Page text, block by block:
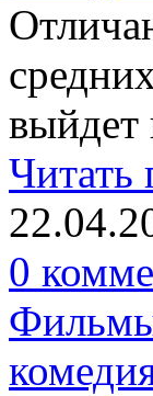
выйдет
Читать
0